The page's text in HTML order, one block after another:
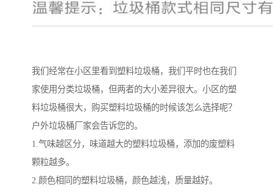
我们经常在小区里看到塑料垃圾桶，我们平时也在我们
家使用分类垃圾桶，但两者的大小差异很大。小区的塑
料垃圾桶很大，购买塑料垃圾桶的时候该怎么选择呢？
户外垃圾桶厂家会告诉您的。
1.气味越区分，味道越大的塑料垃圾桶，添加的废塑料
颗粒越多。
2.颜色相同的塑料垃圾桶，颜色越浅，质量越好。